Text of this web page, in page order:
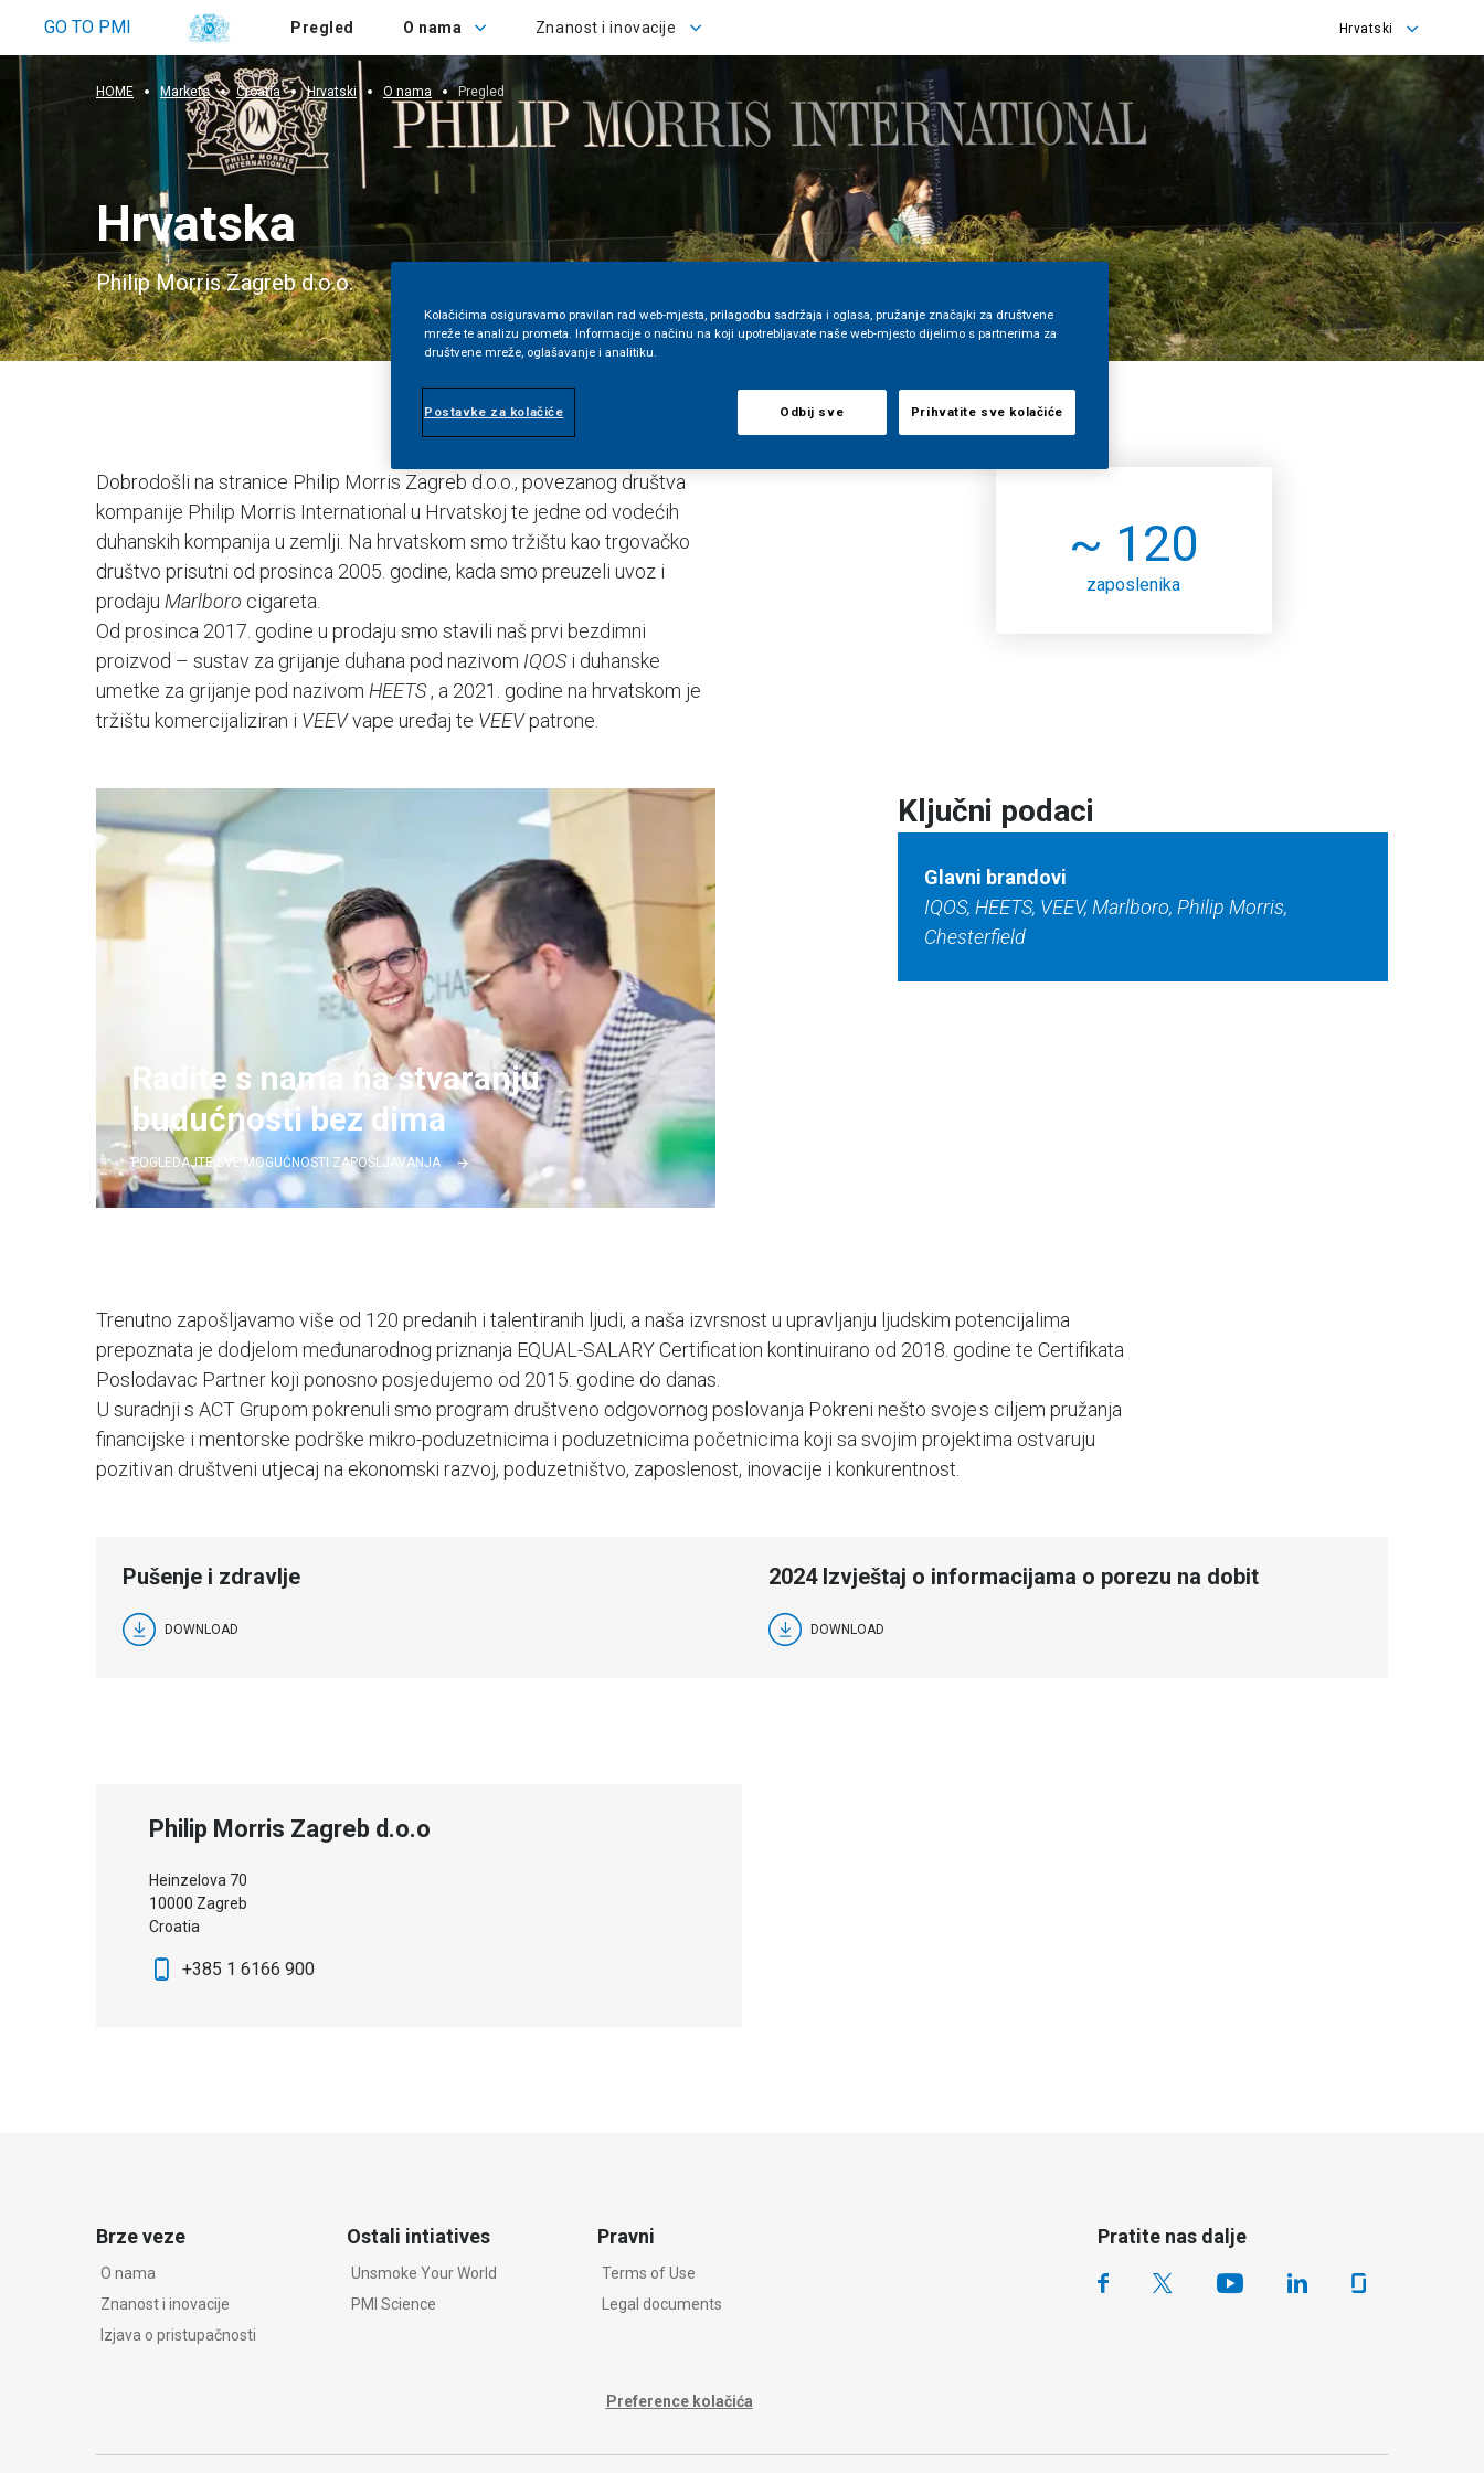
GO TO PMI
Pregled O nama
Znanost i inovacije
Hrvatski
English
Hrvatski
HOME Markets Croatia Hrvatski O nama Pregled
Hrvatska
Philip Morris Zagreb d.o.o.
Dobrodošli na stranice Philip Morris Zagreb d.o.o., povezanog društva
kompanije Philip Morris International u Hrvatskoj te jedne od vodećih
duhanskih kompanija u zemlji. Na hrvatskom smo tržištu kao trgovačko
društvo prisutni od prosinca 2005. godine, kada smo preuzeli uvoz i
prodaju Marlboro cigareta.
Od prosinca 2017. godine u prodaju smo stavili naš prvi bezdimni
proizvod – sustav za grijanje duhana pod nazivom IQOSi duhanske
umetke za grijanje pod nazivom HEETS, a 2021. godine na hrvatskom je
tržištu komercijaliziran i VEEVvape uređaj te VEEVpatrone.
~ 120
zaposlenika
Radite s nama na stvaranju
budućnosti bez dima
POGLEDAJTE SVE MOGUĆNOSTI ZAPOŠLJAVANJA
Ključni podaci
Glavni brandovi
IQOS, HEETS, VEEV, Marlboro, Philip Morris,
Chesterfield
Trenutno zapošljavamo više od 120 predanih i talentiranih ljudi, a naša izvrsnost u upravljanju ljudskim potencijalima
prepoznata je dodjelom međunarodnog priznanja EQUAL-SALARY Certification kontinuirano od 2018. godine te Certifikata
Poslodavac Partner koji ponosno posjedujemo od 2015. godine do danas.
U suradnji s ACT Grupom pokrenuli smo program društveno odgovornog poslovanja Pokreni nešto svoje s ciljem pružanja
financijske i mentorske podrške mikro-poduzetnicima i poduzetnicima početnicima koji sa svojim projektima ostvaruju
pozitivan društveni utjecaj na ekonomski razvoj, poduzetništvo, zaposlenost, inovacije i konkurentnost.
Pušenje i zdravlje
DOWNLOAD
2024 Izvještaj o informacijama o porezu na dobit
DOWNLOAD
Philip Morris Zagreb d.o.o
Heinzelova 70
10000 Zagreb
Croatia
+385 1 6166 900
Brze veze
O nama
Znanost i inovacije
Izjava o pristupačnosti
Ostali intiatives
Unsmoke Your World
PMI Science
Pravni
Terms of Use
Legal documents
Preference kolačića
Pratite nas dalje
Kolačićima osiguravamo pravilan rad web-mjesta, prilagodbu sadržaja i oglasa, pružanje značajki za društvene
mreže te analizu prometa. Informacije o načinu na koji upotrebljavate naše web-mjesto dijelimo s partnerima za
društvene mreže, oglašavanje i analitiku.
Postavke za kolačiće Odbij sve Prihvatite sve kolačiće